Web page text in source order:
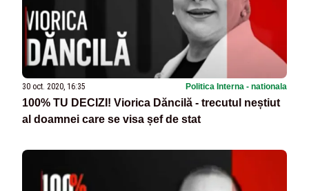
30 oct. 2020, 16:35 Politica Interna - nationala
100% TU DECIZI! Viorica Dăncilă - trecutul neștiut
al doamnei care se visa șef de stat